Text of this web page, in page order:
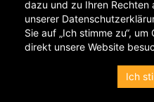
隐
dazu und zu Ihren Rechten
unserer
Sie auf „Ich stimme zu“,
direkt unsere Website
Ich